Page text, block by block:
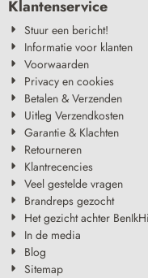
Klantenservice
Stuur een bericht!
Informatie voor klanten
Voorwaarden
Privacy en cookies
Betalen & Verzenden
Uitleg Verzendkosten
Garantie & Klachten
Retourneren
Klantrecencies
Veel gestelde vragen
Brandreps gezocht
Het gezicht achter
In de media
Blog
Sitemap